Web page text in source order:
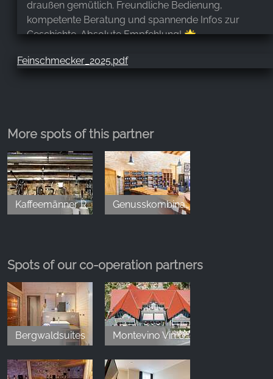
draußen gemütlich. Freundliche Bedienung,
kompetente Beratung und spannende Infos zur
Geschichte. Absolute Empfehlung! 🌟
Jochen Reinecke,
Wer vernünftigen Kaffee und andere Leckereien
mag - und nicht nur lieblose Plörre aus dem
Vollautomaten - der ist hier goldrichtig. Tolle Kaffees
aus eigener Röstung, ganz nach Wunsch zubereitet,
supernettes Team und noch dazu spannende
andere Produkte (Spirituosen). Außerdem sitzt man
Blue Gnom
Jul 30, 2025
...durch Zufall entdeckt und einfach entspannt,
Brownies & Kaffee waren sehr lecker...
Norman Baron
Feinschmecker_2025.pdf
More spots of this partner
Kaffeemänner Rösterei Genusskombinat Aschersleben
Spots of our co-operation partners
Bergwaldsuites Montevino Vin'Osteria